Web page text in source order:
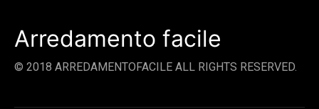
Arredamento facile
© 2018 ARREDAMENTOFACILE ALL RIGHTS RESERVED.